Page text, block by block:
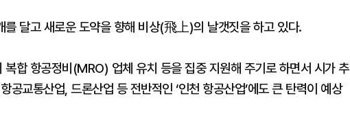
를 달고 새로운 도약을 향해 비상(飛上)의 날갯짓을 하고 있다.
복합 항공정비(MRO) 업체 유치 등을 집중 지원해 주기로 하면서 시가 추
공교통산업, 드론산업 등 전반적인 ‘인천 항공산업’에도 큰 탄력이 예상